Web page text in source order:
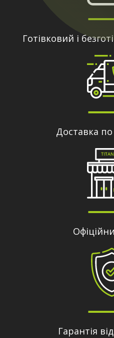
Готівковий і
Доставка по
Гарантія